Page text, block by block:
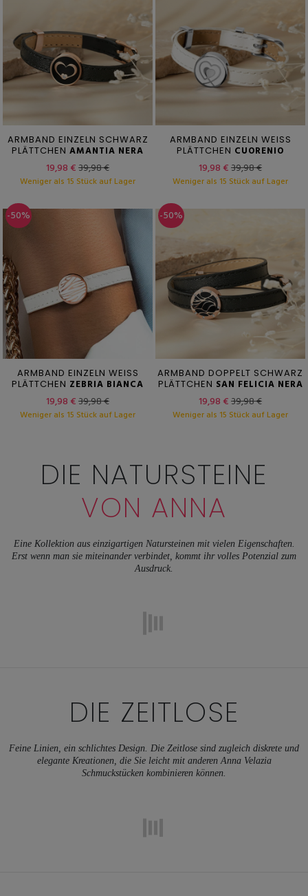
ARMBAND EINZELN SCHWARZ
PLÄTTCHEN AMANTIA NERA
19,98 €39,98 €
Weniger als 15 Stück auf Lager
ARMBAND EINZELN WEISS
PLÄTTCHEN CUORENIO
19,98 €39,98 €
Weniger als 15 Stück auf Lager
-50%
ARMBAND EINZELN WEISS
PLÄTTCHEN ZEBRIA BIANCA
19,98 €39,98 €
Weniger als 15 Stück auf Lager
-50%
ARMBAND DOPPELT SCHWARZ
PLÄTTCHEN SAN FELICIA NERA
19,98 €39,98 €
Weniger als 15 Stück auf Lager
DIE NATURSTEINE
VON ANNA
Eine Kollektion aus einzigartigen Natursteinen mit vielen Eigenschaften.
Erst wenn man sie miteinander verbindet, kommt ihr volles Potenzial zum
Ausdruck.
DIE ZEITLOSE
Feine Linien, ein schlichtes Design. Die Zeitlose sind zugleich diskrete und
elegante Kreationen, die Sie leicht mit anderen Anna Velazia
Schmuckstücken kombinieren können.